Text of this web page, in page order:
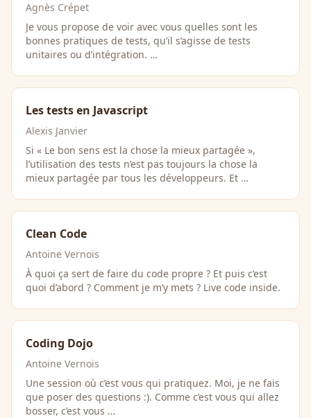
Agnès Crépet
Je vous propose de voir avec vous quelles sont les
bonnes pratiques de tests, qu’il s’agisse de tests
unitaires ou d’intégration. …
Les tests en Javascript
Alexis Janvier
Si « Le bon sens est la chose la mieux partagée »,
l’utilisation des tests n’est pas toujours la chose la
mieux partagée par tous les développeurs. Et …
Clean Code
Antoine Vernois
À quoi ça sert de faire du code propre ? Et puis c’est
quoi d’abord ? Comment je m’y mets ? Live code inside.
Coding Dojo
Antoine Vernois
Une session où c’est vous qui pratiquez. Moi, je ne fais
que poser des questions :). Comme c’est vous qui allez
bosser, c’est vous …